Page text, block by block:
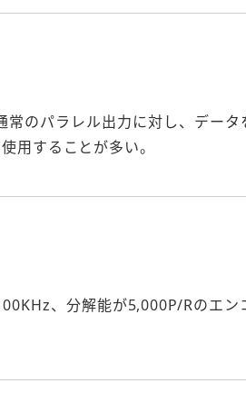
のパラレル出力に対し、デー
用することが多い。
、分解能が5,000P/Rのエ